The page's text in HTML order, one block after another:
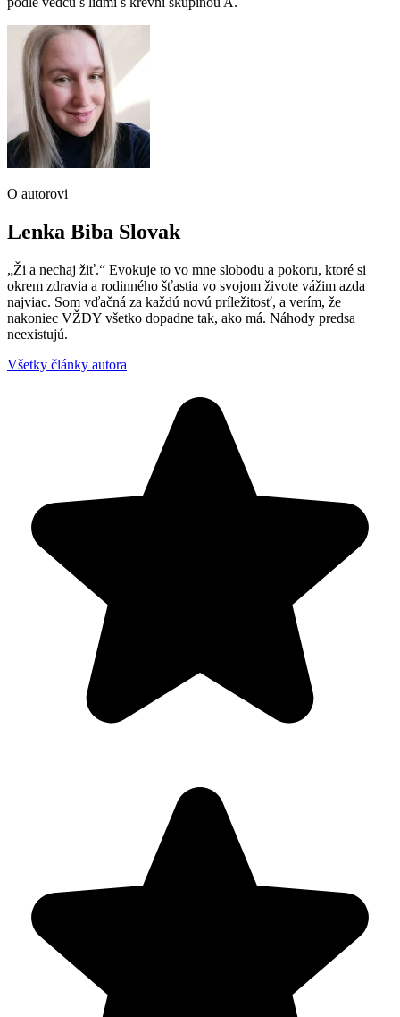
O autorovi
Lenka Biba Slovak
„Ži a nechaj žiť.“ Evokuje to vo mne slobodu a pokoru, ktoré si
okrem zdravia a rodinného šťastia vo svojom živote vážim azda
najviac. Som vďačná za každú novú príležitosť, a verím, že
nakoniec VŽDY všetko dopadne tak, ako má. Náhody predsa
neexistujú.
Všetky články autora